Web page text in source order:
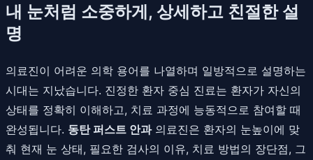
내 눈처럼 소중하게, 상세하고 친절한 설
명
의료진이 어려운 의학 용어를 나열하며 일방적으로 설명하는
시대는 지났습니다. 진정한 환자 중심 진료는 환자가 자신의
상태를 정확히 이해하고, 치료 과정에 능동적으로 참여할 때
완성됩니다. 동탄 퍼스트 안과의료진은 환자의 눈높이에 맞
춰 현재 눈 상태, 필요한 검사의 이유, 치료 방법의 장단점, 그